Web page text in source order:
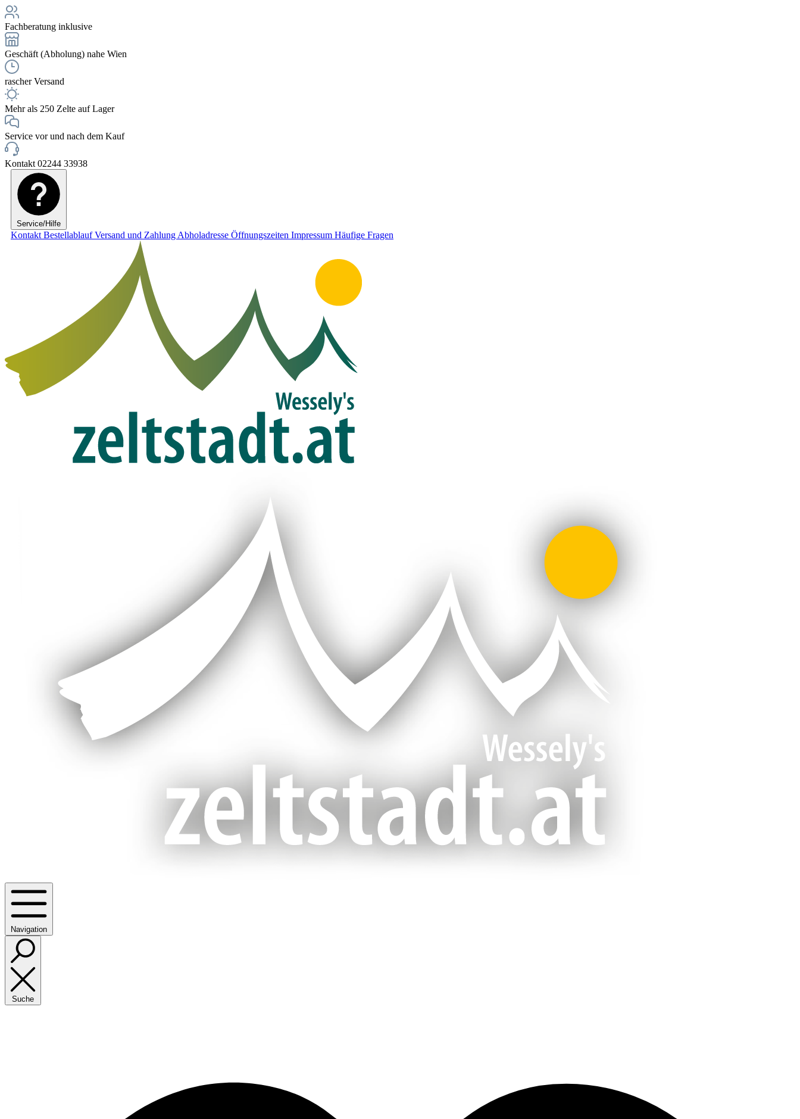
Fachberatung inklusive
Geschäft (Abholung) nahe Wien
rascher Versand
Mehr als 250 Zelte auf Lager
Service vor und nach dem Kauf
Kontakt 02244 33938
Service/Hilfe
Kontakt BestellablaufVersand und Zahlung Abholadresse Öffnungszeiten Impressum Häufige Fragen
Navigation
Suche